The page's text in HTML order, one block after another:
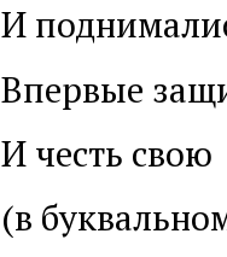
И
Впервые
И честь свою
(в